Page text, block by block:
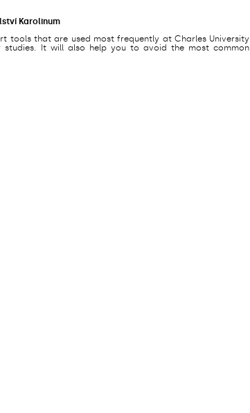
Karolinum
tools that are used most frequently at Charles University
It will also help you to avoid the most common